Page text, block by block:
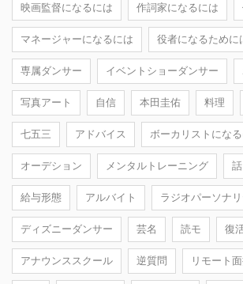
映画監督になるには 作詞家になるには
マネージャーになるには 役者になるために
専属ダンサー イベントショーダンサー
写真アート 自信 本田圭佑 料理
七五三 アドバイス ボーカリストにな
オーデション メンタルトレーニング
給与形態 アルバイト ラジオパーソナリ
ディズニーダンサー 芸名 読モ 復
アナウンススクール 逆質問 リモート